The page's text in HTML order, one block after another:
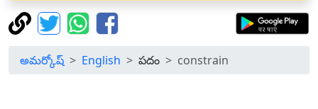
అమర్కోష్ English పదం constrain